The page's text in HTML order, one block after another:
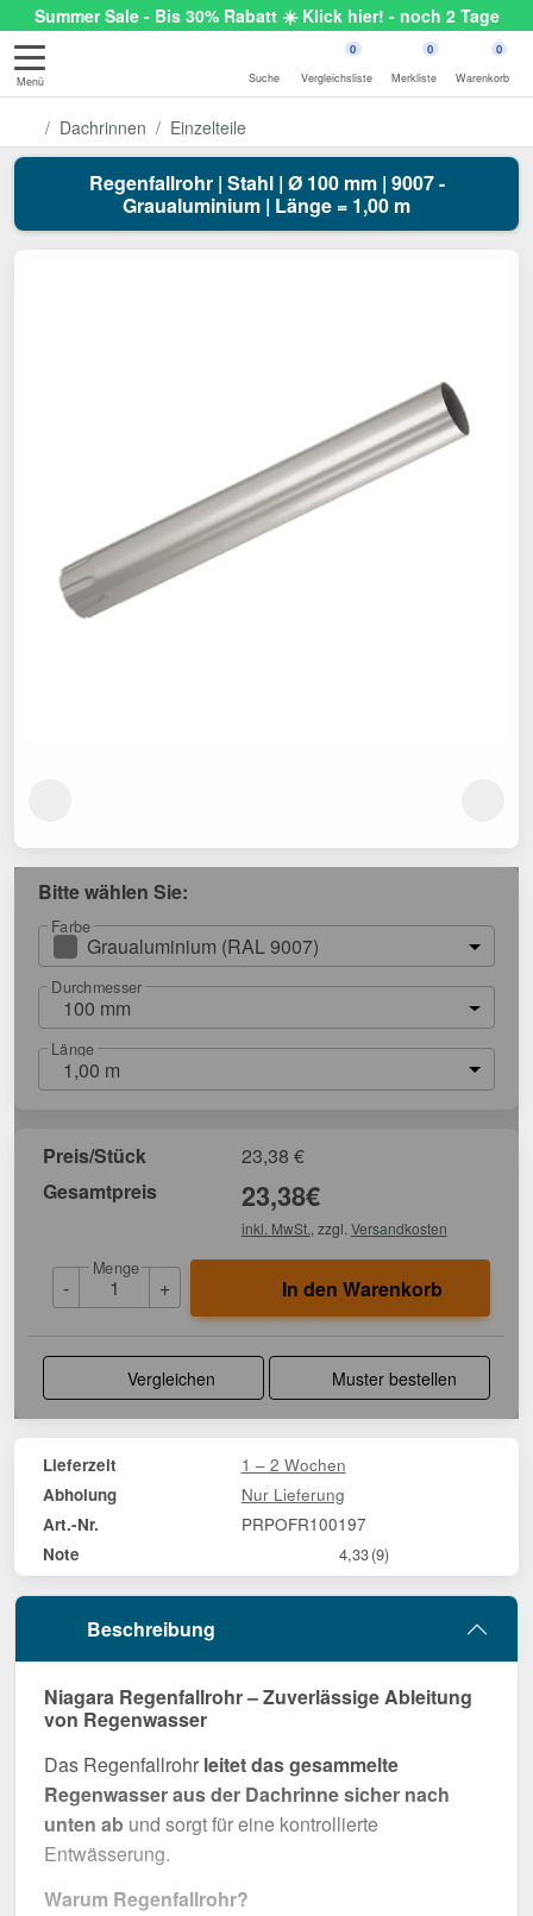
Summer Sale - Bis 30% Rabatt ☀️ Klick hier! - noch 2 Tage
Menü Suche
0
Vergleichsliste
0
Merkliste
0
Warenkorb
Dachrinnen Einzelteile
Regenfallrohr | Stahl | Ø 100 mm | 9007 -
Graualuminium | Länge = 1,00 m
Bitte wählen Sie:
Farbe
Graualuminium (RAL 9007)
Durchmesser
100 mm
Länge
1,00 m
Preis/Stück 23,38 €
Gesamtpreis
23,38€
inkl. MwSt. , zzgl. Versandkosten
-
Menge
+ In den Warenkorb
Vergleichen Muster bestellen
Lieferzeit 1 – 2 Wochen
Abholung Nur Lieferung
Art.-Nr. PRPOFR100197
Note 4,33(9)
Beschreibung
Niagara Regenfallrohr – Zuverlässige Ableitung
von Regenwasser
Das Regenfallrohr leitet das gesammelte
Regenwasser aus der Dachrinne sicher nach
unten ab und sorgt für eine kontrollierte
Entwässerung.
Warum Regenfallrohr?